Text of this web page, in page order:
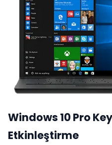
Windows 10 Pro
Etkinleştirme